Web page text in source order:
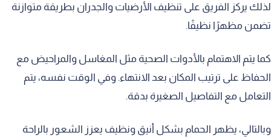
لذلك يركز الفريق على تنظيف الأرضيات والجدران بطريقة متوازنة
تضمن مظهرًا نظيفًا.
كما يتم الاهتمام بالأدوات الصحية مثل المغاسل والمراحيض مع
الحفاظ على ترتيب المكان بعد الانتهاء. وفي الوقت نفسه، يتم
التعامل مع التفاصيل الصغيرة بدقة.
وبالتالي، يظهر الحمام بشكل أنيق ونظيف يعزز الشعور بالراحة